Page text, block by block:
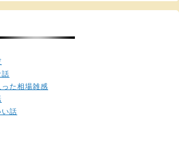
話
た相場雑感
い話